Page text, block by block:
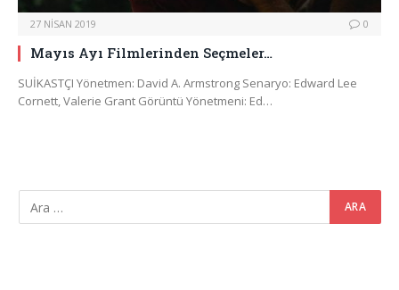
27 NISAN 2019 0
Mayıs Ayı Filmlerinden Seçmeler…
SUİKASTÇI Yönetmen: David A. Armstrong Senaryo: Edward Lee
Cornett, Valerie Grant Görüntü Yönetmeni: Ed…